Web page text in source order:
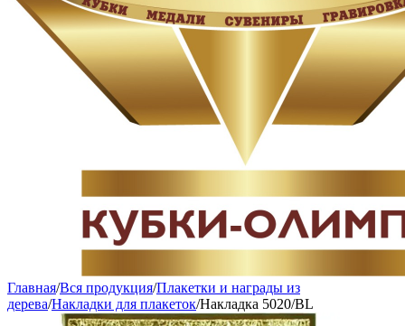
Главная/Вся продукция/Плакетки и награды из
дерева/Накладки для плакеток/Накладка 5020/BL